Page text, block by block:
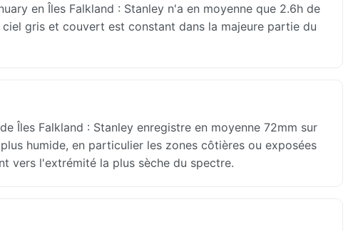
en Îles Falkland : Stanley n'a en moyenne que 2.6h de
gris et couvert est constant dans la majeure partie du
Îles Falkland : Stanley enregistre en moyenne 72mm sur
humide, en particulier les zones côtières ou exposées
vers l'extrémité la plus sèche du spectre.